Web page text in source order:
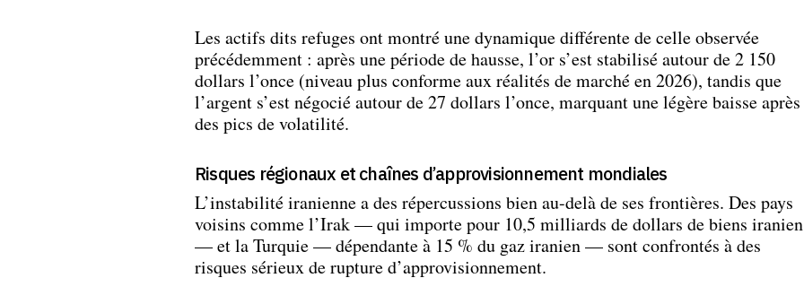
Les actifs dits refuges ont montré une dynamique différente de celle observée
précédemment : après une période de hausse, l’or s’est stabilisé autour de 2 150
dollars l’once (niveau plus conforme aux réalités de marché en 2026), tandis que
l’argent s’est négocié autour de 27 dollars l’once, marquant une légère baisse après
des pics de volatilité.
Risques régionaux et chaînes d’approvisionnement mondiales
L’instabilité iranienne a des répercussions bien au-delà de ses frontières. Des pays
voisins comme l’Irak — qui importe pour 10,5 milliards de dollars de biens
— et la Turquie — dépendante à 15 % du gaz iranien — sont confrontés à des
risques sérieux de rupture d’approvisionnement.